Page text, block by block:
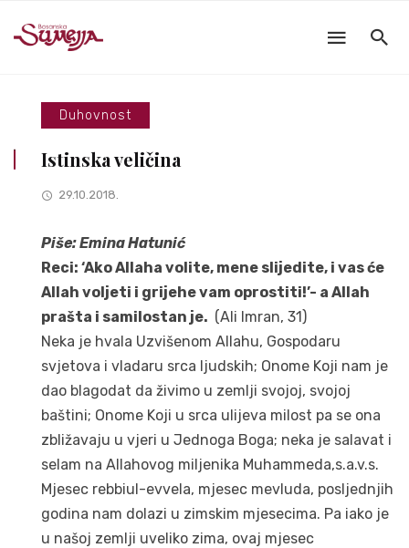
Duhovnost
Istinska veličina
29.10.2018.
Piše: Emina Hatunić
Reci: ‘Ako Allaha volite, mene slijedite, i vas će
Allah voljeti i grijehe vam oprostiti!’- a Allah
prašta i samilostan je. (Ali Imran, 31)
Neka je hvala Uzvišenom Allahu, Gospodaru
svjetova i vladaru srca ljudskih; Onome Koji nam je
dao blagodat da živimo u zemlji svojoj, svojoj
baštini; Onome Koji u srca ulijeva milost pa se ona
zbližavaju u vjeri u Jednoga Boga; neka je salavat i
selam na Allahovog miljenika Muhammeda,s.a.v.s.
Mjesec rebbiul-evvela, mjesec mevluda, posljednjih
godina nam dolazi u zimskim mjesecima. Pa iako je
u našoj zemlji uveliko zima, ovaj mjesec